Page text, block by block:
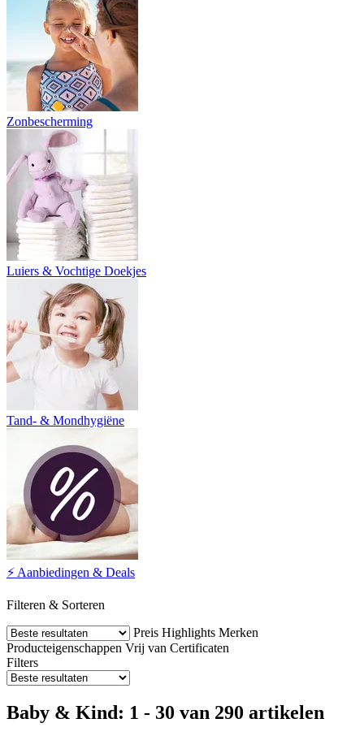
Zonbescherming
Luiers & Vochtige Doekjes
Tand- & Mondhygiëne
⚡️ Aanbiedingen & Deals
Filteren & Sorteren
Preis Highlights Merken
Producteigenschappen Vrij van Certificaten
Filters
Baby & Kind: 1 - 30 van 290 artikelen